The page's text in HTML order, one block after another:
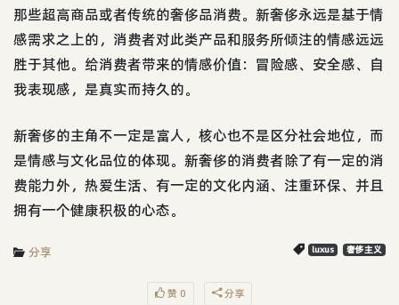
那些超高商品或者传统的奢侈品消费。新奢侈永远是基于情
感需求之上的，消费者对此类产品和服务所倾注的情感远远
胜于其他。给消费者带来的情感价值：冒险感、安全感、自
我表现感，是真实而持久的。
新奢侈的主角不一定是富人，核心也不是区分社会地位，而
是情感与文化品位的体现。新奢侈的消费者除了有一定的消
费能力外，热爱生活、有一定的文化内涵、注重环保、并且
拥有一个健康积极的心态。
分享 luxus 奢侈主义
赞 0 分享